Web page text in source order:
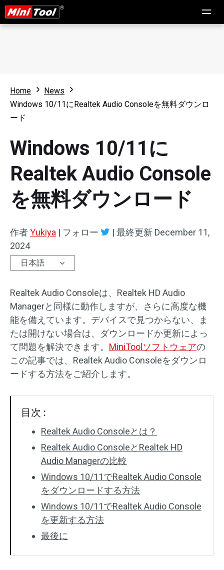
Home
News
Windows 10/11にRealtek Audio Consoleを無料ダウンロ
ード
Windows 10/11に
Realtek Audio Console
を無料ダウンロード
作者Yukiya | フォロー | 最終更新 December 11,
2024
日本語
Realtek Audio Consoleは、Realtek HD Audio
Managerと同様に動作しますが、さらに高度な機
能を備えています。デバイスで見つからない、ま
たは開けない場合は、ダウンロードか更新によっ
て問題を解決できます。 MiniToolソフトウェアの
この記事では、Realtek Audio Consoleをダウンロ
ードする方法をご紹介します。
目次 :
Realtek Audio Consoleとは？
Realtek Audio ConsoleとRealtek HD
Audio Managerの比較
Windows 10/11でRealtek Audio Console
をダウンロードする方法
Windows 10/11でRealtek Audio Console
を更新する方法
最後に